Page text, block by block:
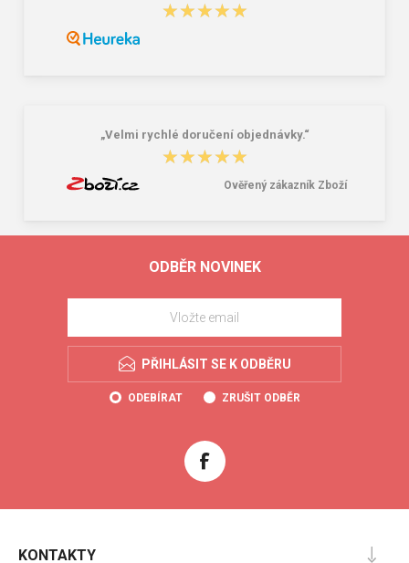
★★★★★
★★★★★
„Velmi rychlé doručení objednávky.“
★★★★★
★★★★★
Ověřený zákazník Zboží
ODBĚR NOVINEK
PŘIHLÁSIT SE K ODBĚRU
ODEBÍRAT ZRUŠIT ODBĚR
KONTAKTY